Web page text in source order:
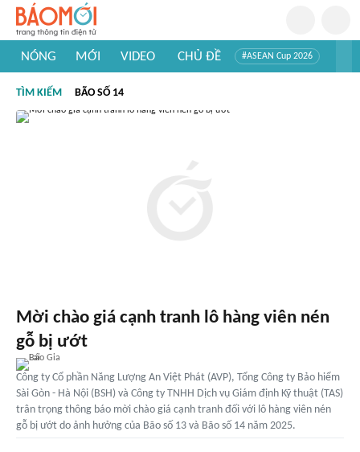
NÓNG MỚI VIDEO CHỦ ĐỀ #ASEAN Cup 2026
#Khám phá thế giới
TÌM KIẾM BÃO SỐ 14
Mời chào giá cạnh tranh lô hàng viên nén
gỗ bị ướt
Công ty Cổ phần Năng Lượng An Việt Phát (AVP), Tổng Công ty Bảo hiểm
Sài Gòn - Hà Nội (BSH) và Công ty TNHH Dịch vụ Giám định Kỹ thuật (TAS)
trân trọng thông báo mời chào giá cạnh tranh đối với lô hàng viên nén
gỗ bị ướt do ảnh hưởng của Bão số 13 và Bão số 14 năm 2025.